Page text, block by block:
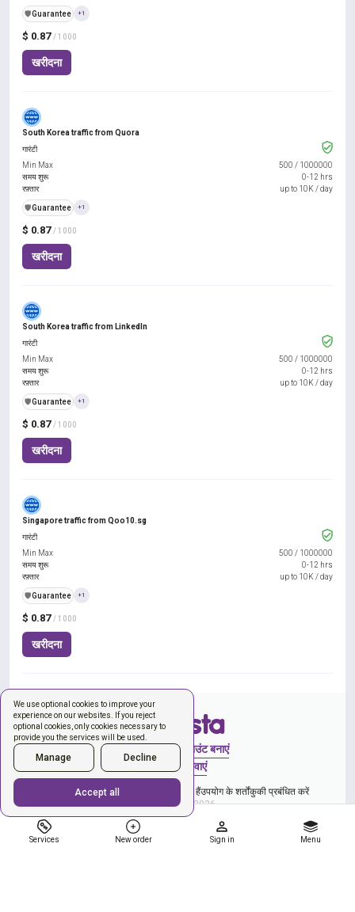
We use optional cookies to improve your
experience on our websites. If you reject
optional cookies, only cookies necessary to
provide you the services will be used.
Manage Decline
Accept all
Services New order Sign in Menu
$ 0.87 / 1000
खरीदना
️🛡️Guarantee +1
South Korea traffic from Quora
$ 0.87 / 1000
खरीदना
गारंटी
Min Max
500 / 1000000
समय शुरू
0-12 hrs
रफ़्तार
up to 10K / day
️🛡️Guarantee +1
South Korea traffic from LinkedIn
$ 0.87 / 1000
खरीदना
गारंटी
Min Max
500 / 1000000
समय शुरू
0-12 hrs
रफ़्तार
up to 10K / day
️🛡️Guarantee +1
Singapore traffic from Qoo10.sg
$ 0.87 / 1000
खरीदना
गारंटी
Min Max
500 / 1000000
समय शुरू
0-12 hrs
रफ़्तार
up to 10K / day
️🛡️Guarantee +1
साइन इन करेंअकाउंट बनाएं
नया ऑर्डर
सेवाएं
और गोपनीयता नीति से सहमति व्यक्त कर रहे हैंउपयोग के शर्तोंकुकी प्रबंधित करें
Copyright © 2026